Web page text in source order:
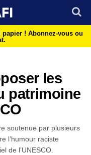
papier ! Abonnez-vous ou
les
patrimoine
soutenue par plusieurs
l’humour raciste
de l’UNESCO.